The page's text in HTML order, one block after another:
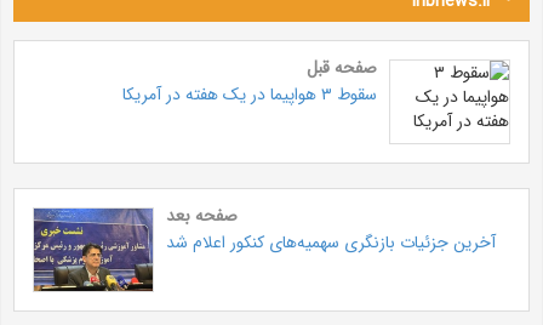
صفحه قبل
سقوط ۳ هواپیما در یک هفته در آمریکا
صفحه بعد
آخرین جزئیات بازنگری سهمیه‌های کنکور اعلام شد